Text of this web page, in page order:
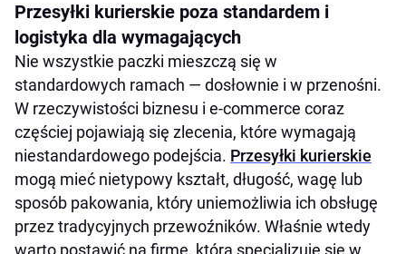
Przesyłki kurierskie poza standardem i
logistyka dla wymagających
Nie wszystkie paczki mieszczą się w
standardowych ramach — dosłownie i w przenośni.
W rzeczywistości biznesu i e-commerce coraz
częściej pojawiają się zlecenia, które wymagają
niestandardowego podejścia. Przesyłki kurierskie
mogą mieć nietypowy kształt, długość, wagę lub
sposób pakowania, który uniemożliwia ich obsługę
przez tradycyjnych przewoźników. Właśnie wtedy
warto postawić na firmę, która specjalizuje się w